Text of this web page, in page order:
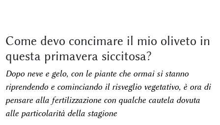
Come devo concimare il mio oliveto in
questa primavera siccitosa?
Dopo neve e gelo, con le piante che ormai si stanno
riprendendo e cominciando il risveglio vegetativo, è ora di
pensare alla fertilizzazione con qualche cautela dovuta
alle particolarità della stagione